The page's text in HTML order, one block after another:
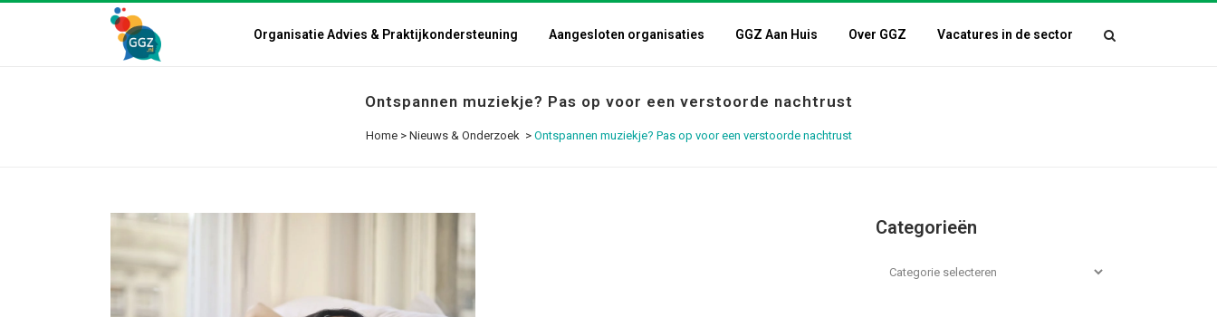
Organisatie Advies & Praktijkondersteuning Aangesloten organisaties GGZ Aan Huis Over GGZ Vacatures in de sector
Ontspannen muziekje? Pas op voor een verstoorde nachtrust
Home> Nieuws & Onderzoek > Ontspannen muziekje? Pas op voor een verstoorde nachtrust
Categorieën